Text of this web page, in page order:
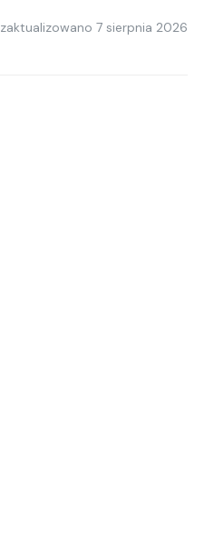
zaktualizowano 7 sierpnia 2026